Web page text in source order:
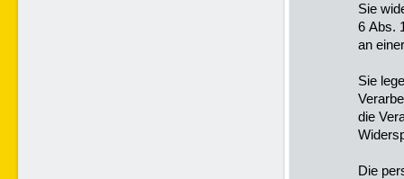
Sie
6 Abs.
an
Sie
die
Die